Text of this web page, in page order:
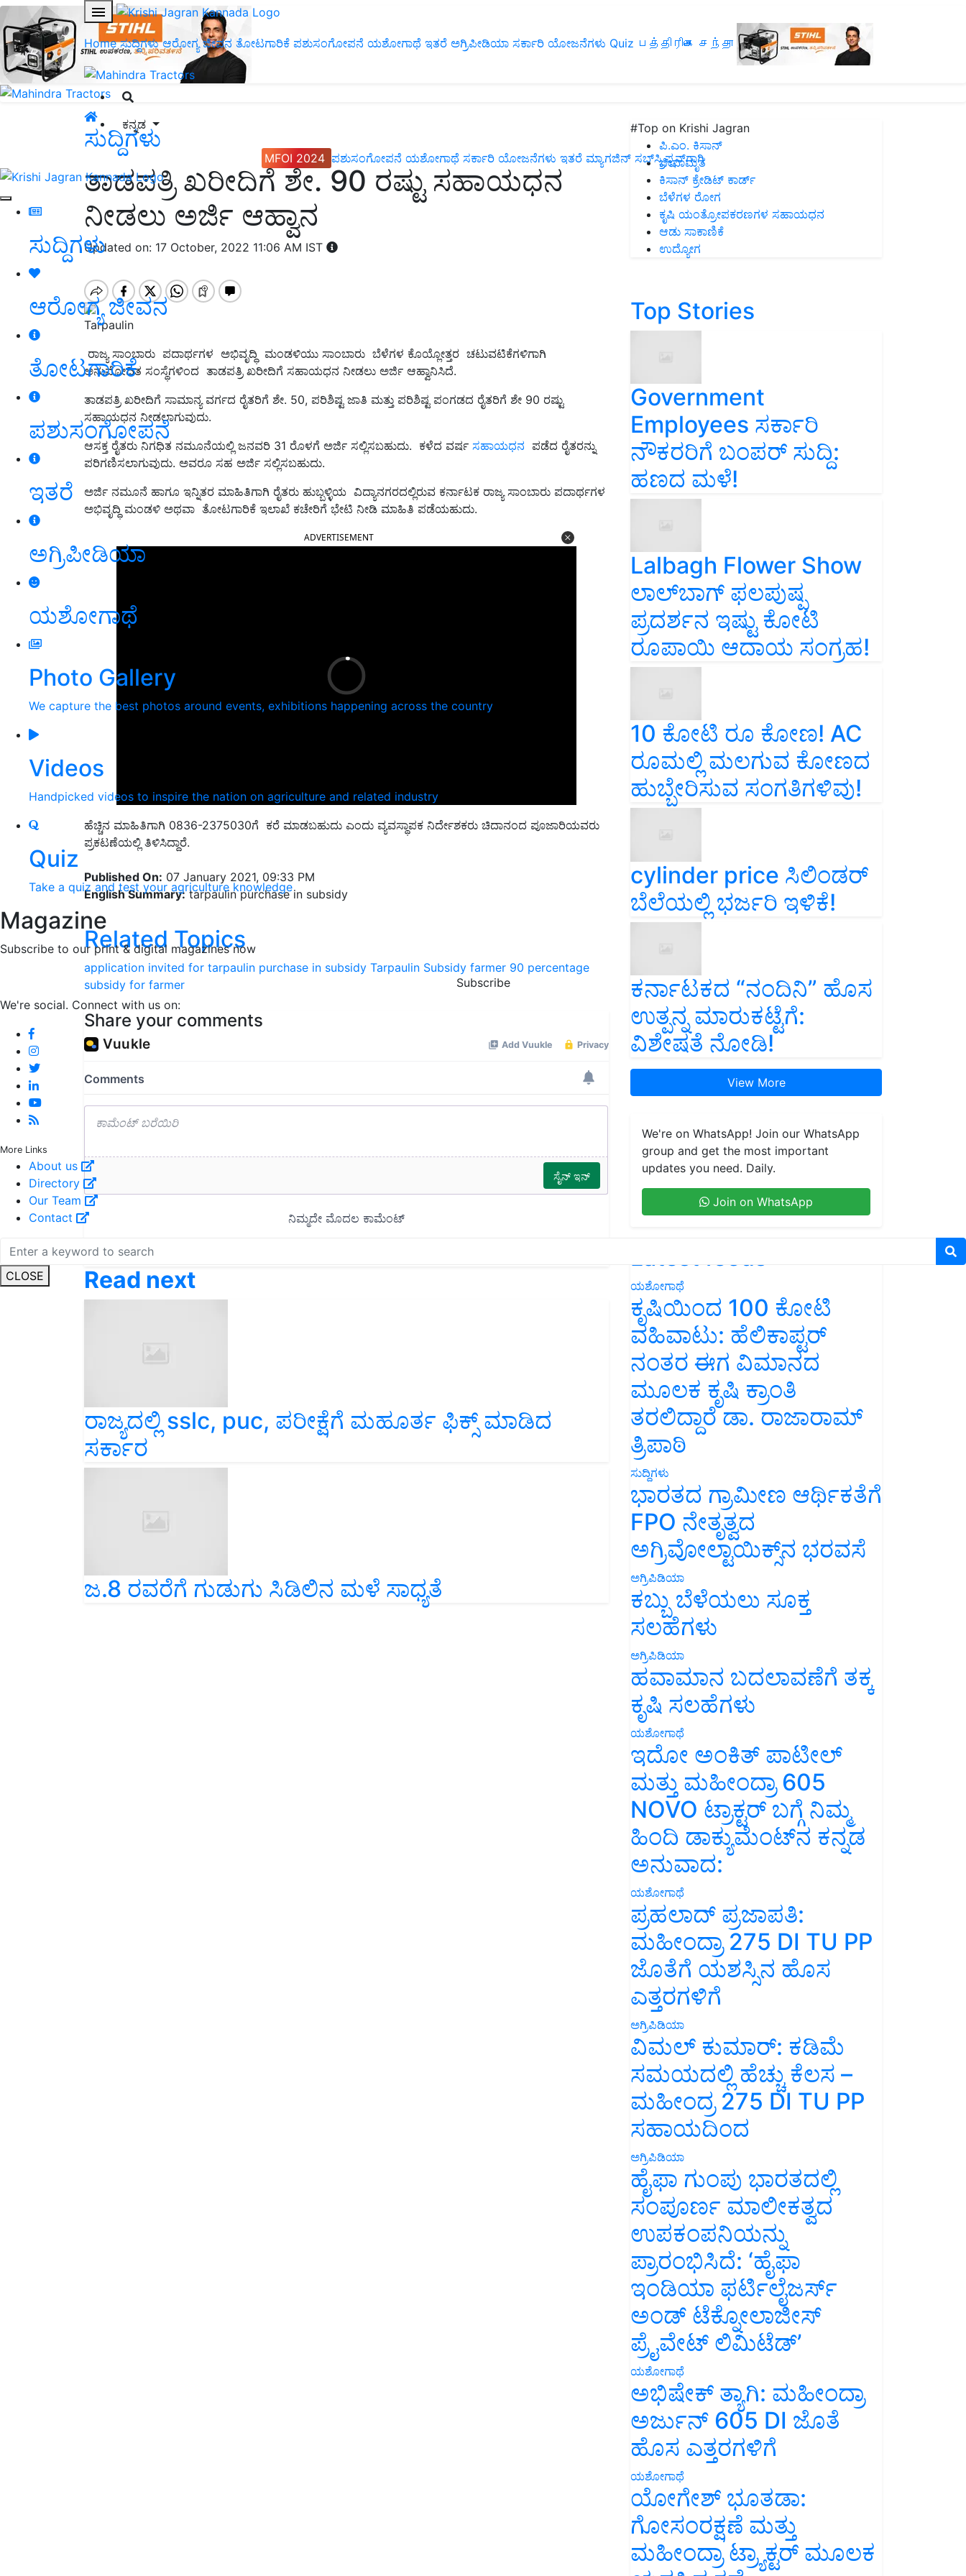
Home ಸುದ್ದಿಗಳು ಆರೋಗ್ಯ ಜೀವನ ತೋಟಗಾರಿಕೆ ಪಶುಸಂಗೋಪನೆ ಯಶೋಗಾಥೆ ಇತರೆ ಅಗ್ರಿಪೀಡಿಯಾ ಸರ್ಕಾರಿ ಯೋಜನೆಗಳು Quiz பத்திரிகை சந்தா
ಕನ್ನಡ
MFOI 2024 ಪಶುಸಂಗೋಪನೆ ಯಶೋಗಾಥೆ ಸರ್ಕಾರಿ ಯೋಜನೆಗಳು ಇತರೆ ಮ್ಯಾಗಜಿನ್‌ ಸಬ್‌ಸ್ಕ್ರಿಪ್ಷನ್‌ಗಾಗಿ
ಸುದ್ದಿಗಳು
ಆರೋಗ್ಯ ಜೀವನ
ತೋಟಗಾರಿಕೆ
ಪಶುಸಂಗೋಪನೆ
ಇತರೆ
ಅಗ್ರಿಪೀಡಿಯಾ
ಯಶೋಗಾಥೆ
Photo Gallery
We capture the best photos around events, exhibitions happening across the country
Videos
Handpicked videos to inspire the nation on agriculture and related industry
Quiz
Take a quiz and test your agriculture knowledge
Magazine
Subscribe to our print & digital magazines now
Subscribe
We're social. Connect with us on:
More Links
About us
Directory
Our Team
Contact
CLOSE
ಸುದ್ದಿಗಳು
ತಾಡಪತ್ರಿ ಖರೀದಿಗೆ ಶೇ. 90 ರಷ್ಟು ಸಹಾಯಧನ
ನೀಡಲು ಅರ್ಜಿ ಆಹ್ವಾನ
Updated on: 17 October, 2022 11:06 AM IST
Tarpaulin
ರಾಜ್ಯ ಸಾಂಬಾರು ಪದಾರ್ಥಗಳ ಅಭಿವೃದ್ಧಿ ಮಂಡಳಿಯು ಸಾಂಬಾರು ಬೆಳೆಗಳ ಕೊಯ್ಲೋತ್ತರ ಚಟುವಟಿಕೆಗಳಿಗಾಗಿ
ಅನುಮೋದಿತ ಸಂಸ್ಥೆಗಳಿಂದ ತಾಡಪತ್ರಿ ಖರೀದಿಗೆ ಸಹಾಯಧನ ನೀಡಲು ಅರ್ಜಿ ಆಹ್ವಾನಿಸಿದೆ.
ತಾಡಪತ್ರಿ ಖರೀದಿಗೆ ಸಾಮಾನ್ಯ ವರ್ಗದ ರೈತರಿಗೆ ಶೇ. 50, ಪರಿಶಿಷ್ಟ ಜಾತಿ ಮತ್ತು ಪರಿಶಿಷ್ಟ ಪಂಗಡದ ರೈತರಿಗೆ ಶೇ 90 ರಷ್ಟು
ಸಹಾಯಧನ ನೀಡಲಾಗುವುದು.
ಆಸಕ್ತ ರೈತರು ನಿಗಧಿತ ನಮೂನೆಯಲ್ಲಿ ಜನವರಿ 31 ರೊಳಗೆ ಅರ್ಜಿ ಸಲ್ಲಿಸಬಹುದು. ಕಳೆದ ವರ್ಷ ಸಹಾಯಧನ ಪಡೆದ ರೈತರನ್ನು
ಪರಿಗಣಿಸಲಾಗುವುದು. ಅವರೂ ಸಹ ಅರ್ಜಿ ಸಲ್ಲಿಸಬಹುದು.
ಅರ್ಜಿ ನಮೂನೆ ಹಾಗೂ ಇನ್ನಿತರ ಮಾಹಿತಿಗಾಗಿ ರೈತರು ಹುಬ್ಬಳ್ಳಿಯ ವಿದ್ಯಾನಗರದಲ್ಲಿರುವ ಕರ್ನಾಟಕ ರಾಜ್ಯ ಸಾಂಬಾರು ಪದಾರ್ಥಗಳ
ಅಭಿವೃದ್ಧಿ ಮಂಡಳಿ ಅಥವಾ ತೋಟಗಾರಿಕೆ ಇಲಾಖೆ ಕಚೇರಿಗೆ ಭೇಟಿ ನೀಡಿ ಮಾಹಿತಿ ಪಡೆಯಹುದು.
ADVERTISEMENT
ಹೆಚ್ಚಿನ ಮಾಹಿತಿಗಾಗಿ 0836-2375030ಗೆ ಕರೆ ಮಾಡಬಹುದು ಎಂದು ವ್ಯವಸ್ಥಾಪಕ ನಿರ್ದೇಶಕರು ಚಿದಾನಂದ ಪೂಜಾರಿಯವರು
ಪ್ರಕಟಣೆಯಲ್ಲಿ ತಿಳಿಸಿದ್ದಾರೆ.
Published On: 07 January 2021, 09:33 PM
English Summary:tarpaulin purchase in subsidy
Related Topics
application invited for tarpaulin purchase in subsidy Tarpaulin Subsidy farmer 90 percentage
subsidy for farmer
Share your comments
Read next
ರಾಜ್ಯದಲ್ಲಿ sslc, puc, ಪರೀಕ್ಷೆಗೆ ಮಹೂರ್ತ ಫಿಕ್ಸ್ ಮಾಡಿದ
ಸರ್ಕಾರ
ಜ.8 ರವರೆಗೆ ಗುಡುಗು ಸಿಡಿಲಿನ ಮಳೆ ಸಾಧ್ಯತೆ
#Top on Krishi Jagran
ಪಿ.ಎಂ. ಕಿಸಾನ್
ಜೀವಾಮೃತ
ಕಿಸಾನ್ ಕ್ರೇಡಿಟ್ ಕಾರ್ಡ್
ಬೆಳೆಗಳ ರೋಗ
ಕೃಷಿ ಯಂತ್ರೋಪಕರಣಗಳ ಸಹಾಯಧನ
ಆಡು ಸಾಕಾಣಿಕೆ
ಉದ್ಯೋಗ
Top Stories
Government
Employees ಸರ್ಕಾರಿ
ನೌಕರರಿಗೆ ಬಂಪರ್‌ ಸುದ್ದಿ:
ಹಣದ ಮಳೆ!
Lalbagh Flower Show
ಲಾಲ್‌ಬಾಗ್ ಫಲಪುಷ್ಪ
ಪ್ರದರ್ಶನ ಇಷ್ಟು ಕೋಟಿ
ರೂಪಾಯಿ ಆದಾಯ ಸಂಗ್ರಹ!
10 ಕೋಟಿ ರೂ ಕೋಣ! AC
ರೂಮಲ್ಲಿ ಮಲಗುವ ಕೋಣದ
ಹುಬ್ಬೇರಿಸುವ ಸಂಗತಿಗಳಿವು!
cylinder price ಸಿಲಿಂಡರ್‌
ಬೆಲೆಯಲ್ಲಿ ಭರ್ಜರಿ ಇಳಿಕೆ!
ಕರ್ನಾಟಕದ “ನಂದಿನಿ” ಹೊಸ
ಉತ್ಪನ್ನ ಮಾರುಕಟ್ಟೆಗೆ:
ವಿಶೇಷತೆ ನೋಡಿ!
View More
We're on WhatsApp! Join our WhatsApp
group and get the most important
updates you need. Daily.
Join on WhatsApp
Latest feeds
ಯಶೋಗಾಥೆ
ಕೃಷಿಯಿಂದ 100 ಕೋಟಿ
ವಹಿವಾಟು: ಹೆಲಿಕಾಪ್ಟರ್
ನಂತರ ಈಗ ವಿಮಾನದ
ಮೂಲಕ ಕೃಷಿ ಕ್ರಾಂತಿ
ತರಲಿದ್ದಾರೆ ಡಾ. ರಾಜಾರಾಮ್
ತ್ರಿಪಾಠಿ
ಸುದ್ದಿಗಳು
ಭಾರತದ ಗ್ರಾಮೀಣ ಆರ್ಥಿಕತೆಗೆ
FPO ನೇತೃತ್ವದ
ಅಗ್ರಿವೋಲ್ಟಾಯಿಕ್ಸ್‌ನ ಭರವಸೆ
ಅಗ್ರಿಪಿಡಿಯಾ
ಕಬ್ಬು ಬೆಳೆಯಲು ಸೂಕ್ತ
ಸಲಹೆಗಳು
ಅಗ್ರಿಪಿಡಿಯಾ
ಹವಾಮಾನ ಬದಲಾವಣೆಗೆ ತಕ್ಕ
ಕೃಷಿ ಸಲಹೆಗಳು
ಯಶೋಗಾಥೆ
ಇದೋ ಅಂಕಿತ್ ಪಾಟೀಲ್
ಮತ್ತು ಮಹೀಂದ್ರಾ 605
NOVO ಟ್ರಾಕ್ಟರ್ ಬಗ್ಗೆ ನಿಮ್ಮ
ಹಿಂದಿ ಡಾಕ್ಯುಮೆಂಟ್‌ನ ಕನ್ನಡ
ಅನುವಾದ:
ಯಶೋಗಾಥೆ
ಪ್ರಹಲಾದ್ ಪ್ರಜಾಪತಿ:
ಮಹೀಂದ್ರಾ 275 DI TU PP
ಜೊತೆಗೆ ಯಶಸ್ಸಿನ ಹೊಸ
ಎತ್ತರಗಳಿಗೆ
ಅಗ್ರಿಪಿಡಿಯಾ
ವಿಮಲ್ ಕುಮಾರ್: ಕಡಿಮೆ
ಸಮಯದಲ್ಲಿ ಹೆಚ್ಚು ಕೆಲಸ –
ಮಹೀಂದ್ರ 275 DI TU PP
ಸಹಾಯದಿಂದ
ಅಗ್ರಿಪಿಡಿಯಾ
ಹೈಫಾ ಗುಂಪು ಭಾರತದಲ್ಲಿ
ಸಂಪೂರ್ಣ ಮಾಲೀಕತ್ವದ
ಉಪಕಂಪನಿಯನ್ನು
ಪ್ರಾರಂಭಿಸಿದೆ: ‘ಹೈಫಾ
ಇಂಡಿಯಾ ಫರ್ಟಿಲೈಜರ್ಸ್
ಅಂಡ್ ಟೆಕ್ನೋಲಾಜೀಸ್
ಪ್ರೈವೇಟ್ ಲಿಮಿಟೆಡ್’
ಯಶೋಗಾಥೆ
ಅಭಿಷೇಕ್ ತ್ಯಾಗಿ: ಮಹೀಂದ್ರಾ
ಅರ್ಜುನ್ 605 DI ಜೊತೆ
ಹೊಸ ಎತ್ತರಗಳಿಗೆ
ಯಶೋಗಾಥೆ
ಯೋಗೇಶ್ ಭೂತಡಾ:
ಗೋಸಂರಕ್ಷಣೆ ಮತ್ತು
ಮಹೀಂದ್ರಾ ಟ್ರ್ಯಾಕ್ಟರ್ ಮೂಲಕ